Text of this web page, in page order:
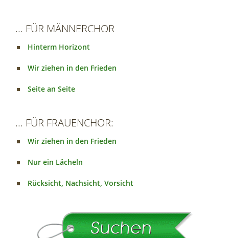
... FÜR MÄNNERCHOR
Hinterm Horizont
Wir ziehen in den Frieden
Seite an Seite
... FÜR FRAUENCHOR:
Wir ziehen in den Frieden
Nur ein Lächeln
Rücksicht, Nachsicht, Vorsicht